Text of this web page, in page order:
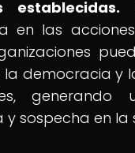
establecidas.
en las
la democracia y
y sospecha en la